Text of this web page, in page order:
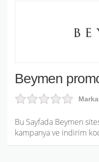
Beymen
Bu Sayfada Beymen
kampanya ve indirim